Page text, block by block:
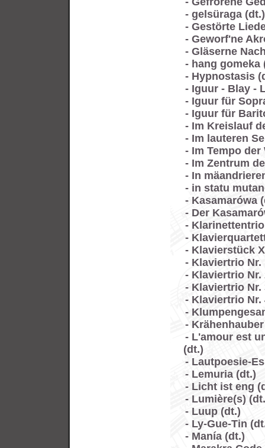
- gelsüraga (dt.)
- Gestörte
- Geworf'ne
- Gläserne
- hang gomeka
- Hypnostasis
- Iguur - Blay -
- Iguur für
- Iguur für
- Im Kreislauf
- Im lauteren
- Im Tempo
- Im Zentrum
- In
- in statu
- Kasamarówa
- Der
-
-
- Klavierstück
- Klaviertrio Nr.
- Klaviertrio Nr.
- Klaviertrio Nr.
- Klaviertrio Nr.
-
-
- L'amour est
(dt.)
- Lautpoesie-
- Lemuria (dt.)
- Licht ist eng
- Lumière(s)
- Luup (dt.)
- Ly-Gue-Tin
- Manía (dt.)